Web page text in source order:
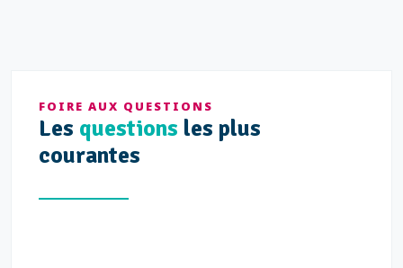
FOIRE AUX QUESTIONS
Les questions les plus
courantes